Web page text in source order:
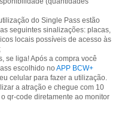
do Single Pass estão
seguintes sinalizações: placas,
locais possíveis de acesso às
se liga! Após a compra você
escolhido no APP BCW+
celular para fazer a utilização.
a atração e chegue com 10
qr-code diretamente ao monitor